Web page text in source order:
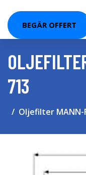
BEGÄR OFFERT
713
Oljefilter MANN-